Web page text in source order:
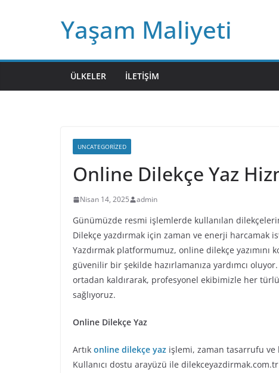
Yaşam Maliyeti
ÜLKELER İLETIŞIM
UNCATEGORIZED
Online Dilekçe Yaz
Nisan 14, 2025 admin
Günümüzde resmi işlemlerde kullanılan
Dilekçe yazdırmak için zaman ve enerji
Yazdırmak platformumuz, online dilekçe yazımını
güvenilir bir şekilde hazırlamanıza yardımcı
ortadan kaldırarak, profesyonel ekibimizle her
sağlıyoruz.
Online Dilekçe Yaz
Artık online dilekçe yaz işlemi, zaman tasarrufu ve
Kullanıcı dostu arayüzü ile